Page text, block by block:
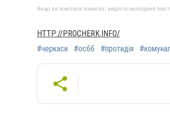
Якщо ви помітили помилку, виділіть необхідний
HTTP://PROCHERK.INFO/
#черкаси
#осбб #протидія